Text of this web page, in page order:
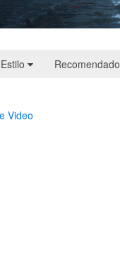
Estilo Recomendado
Video